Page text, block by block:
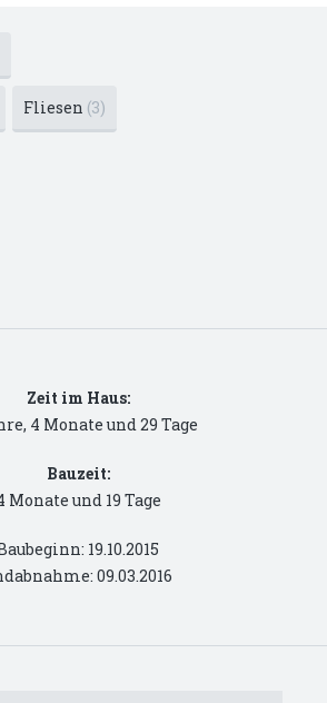
Fliesen (3)
Zeit im Haus:
4 Monate und 29 Tage
Bauzeit:
Monate und 19 Tage
19.10.2015
09.03.2016